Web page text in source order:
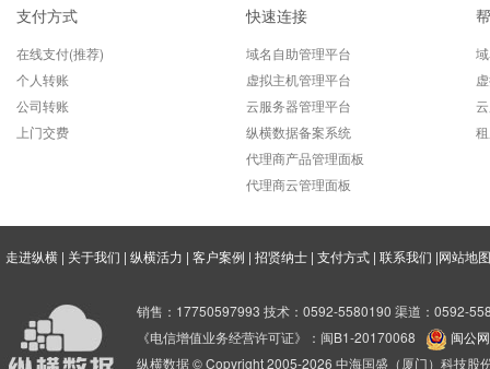
支付方式
在线支付(推荐)
个人转账
公司转账
上门交费
快速连接
域名自助管理平台
虚拟主机管理平台
云服务器管理平台
纵横数据备案系统
代理商产品管理面板
代理商云管理面板
走进纵横 | 关于我们 | 纵横活力 | 客户案例 | 招贤纳士 | 支付方式 | 联系我们 |网站地图
销售：17750597993 技术：0592-5580190 渠道：0592-
《电信增值业务经营许可证》：闽B1-20170068
闽公
纵横数据 © Copyright 2005-2026 中海国盛（厦门）科技股